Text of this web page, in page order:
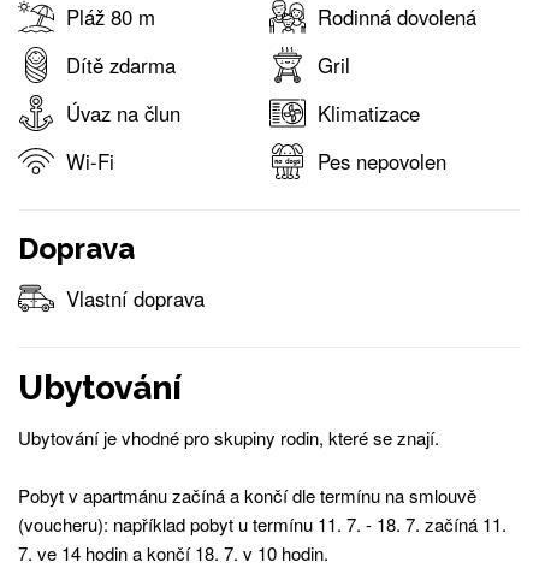
Pláž 80 m
Rodinná dovolená
Dítě zdarma
Gril
Úvaz na člun
Klimatizace
Wi-Fi
Pes nepovolen
Doprava
Vlastní doprava
Ubytování
Ubytování je vhodné pro skupiny rodin, které se znají.
Pobyt v apartmánu začíná a končí dle termínu na smlouvě
(voucheru): například pobyt u termínu 11. 7. - 18. 7. začíná 11.
7. ve 14 hodin a končí 18. 7. v 10 hodin.